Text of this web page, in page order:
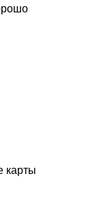
карты